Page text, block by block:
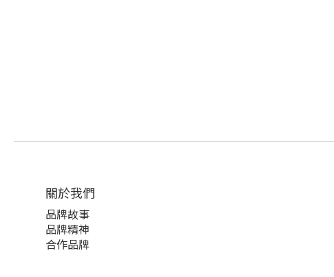
關於我們
品牌故事
品牌精神
合作品牌